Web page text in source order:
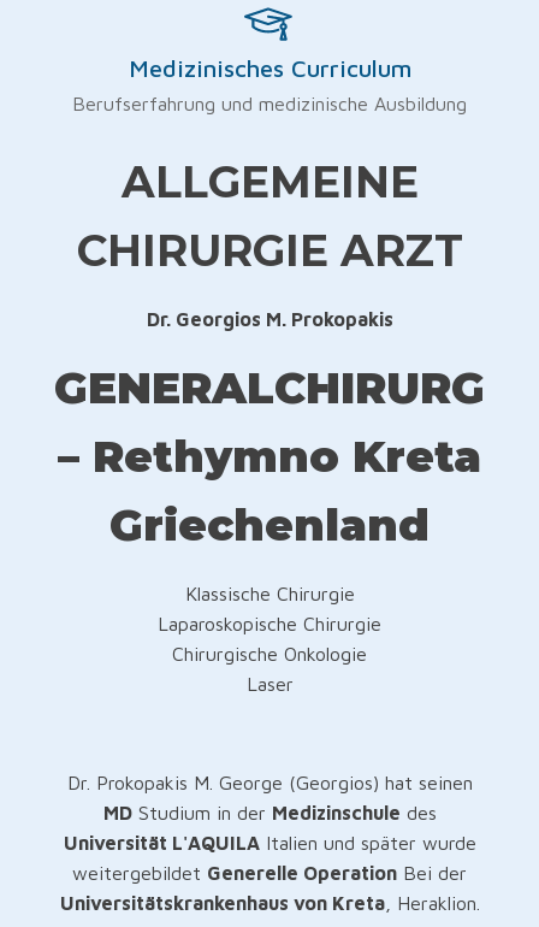
Medizinisches Curriculum
Berufserfahrung und medizinische Ausbildung
ALLGEMEINE
CHIRURGIE ARZT
Dr. Georgios M. Prokopakis
GENERALCHIRURG
– Rethymno Kreta
Griechenland
Klassische Chirurgie
Laparoskopische Chirurgie
Chirurgische Onkologie
Laser
Dr. Prokopakis M. George (Georgios) hat seinen
MDStudium in der Medizinschule des
Universität L'AQUILA Italien und später wurde
weitergebildet Generelle Operation Bei der
Universitätskrankenhaus von Kreta, Heraklion.